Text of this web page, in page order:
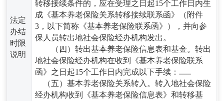
法定
办结
时限
说明
转移接续条件的，应在受理之日起15个工作日内生
成《基本养老保险关系转移接续联系函》（附件
3，以下简称《基本养老保险联系函》），并向参
保人员转出地社会保险经办机构发出。
（四）转出基本养老保险信息表和基金。转出
地社会保险经办机构在收到《基本养老保险联系
函》之日起15个工作日内完成以下手续：......
（五）基本养老保险关系转入。转入地社会保险
经办机构收到《基本养老保险信息表》和转移基